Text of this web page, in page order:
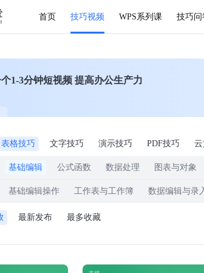
首页 技巧视频 WPS系列课 技巧问
1-3分钟短视频 提高办公生产力
表格技巧 文字技巧 演示技巧 PDF技巧
基础编辑 公式函数 数据处理 图表与对象
基础编辑操作 工作表与工作簿 数据编辑与录
最新发布 最多收藏